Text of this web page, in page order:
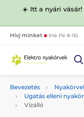
☀️ Itt a nyári vásár!
Hívj minket (Hé-Pé 8-16)
Bevezetés
Ugatás elleni
Vízálló